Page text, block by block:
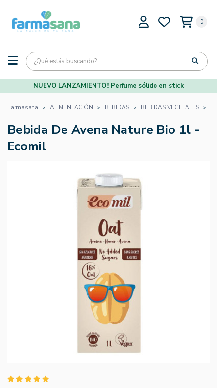
0
NUEVO LANZAMIENTO!! Perfume sólido en stick
Farmasana ALIMENTACIÓN BEBIDAS BEBIDAS VEGETALES
Bebida De Avena Nature Bio 1l -
Ecomil